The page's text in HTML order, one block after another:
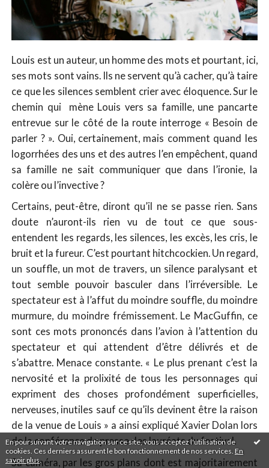
En poursuivant votre navigation sur ce site, vous acceptez l'utilisation de
cookies. Ces derniers assurent le bon fonctionnement de nos services. En
savoir plus.
Louis est un auteur, un homme des mots et pourtant, ici,
ses mots sont vains. Ils ne servent qu’à cacher, qu’à taire
ce que les silences semblent crier avec éloquence. Sur le
chemin qui mène Louis vers sa famille, une pancarte
entrevue sur le côté de la route interroge « Besoin de
parler ? ». Oui, certainement, mais comment quand les
logorrhées des uns et des autres l’en empêchent, quand
sa famille ne sait communiquer que dans l’ironie, la
colère ou l’invective ?
Certains, peut-être, diront qu’il ne se passe rien. Sans
doute n’auront-ils rien vu de tout ce que sous-
entendent les regards, les silences, les excès, les cris, le
bruit et la fureur. C’est pourtant hitchcockien. Un regard,
un souffle, un mot de travers, un silence paralysant et
tout semble pouvoir basculer dans l’irréversible. Le
spectateur est à l’affut du moindre souffle, du moindre
murmure, du moindre frémissement. Le MacGuffin, ce
sont ces mots prononcés dans l’avion à l’attention du
spectateur et qui attendent d’être délivrés et de
s’abattre. Menace constante. « Le plus prenant c’est la
nervosité et la prolixité de tous les personnages qui
expriment des choses profondément superficielles,
nerveuses, inutiles sauf ce qu’ils devinent être la raison
de la venue de Louis » a ainsi expliqué Xavier Dolan lors
de la conférence de presse des lauréats du festival.
Sa caméra, par les gros plans dont est majoritairement